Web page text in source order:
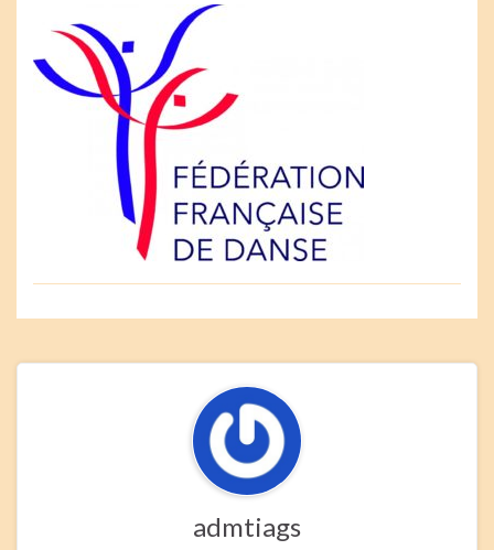
admtiags